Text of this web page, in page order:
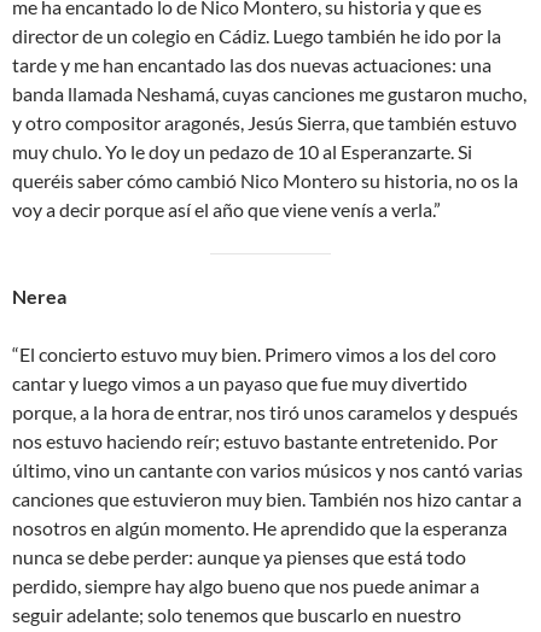
me ha encantado lo de Nico Montero, su historia y que es
director de un colegio en Cádiz. Luego también he ido por la
tarde y me han encantado las dos nuevas actuaciones: una
banda llamada Neshamá, cuyas canciones me gustaron mucho,
y otro compositor aragonés, Jesús Sierra, que también estuvo
muy chulo. Yo le doy un pedazo de 10 al Esperanzarte. Si
queréis saber cómo cambió Nico Montero su historia, no os la
voy a decir porque así el año que viene venís a verla.”
Nerea
“El concierto estuvo muy bien. Primero vimos a los del coro
cantar y luego vimos a un payaso que fue muy divertido
porque, a la hora de entrar, nos tiró unos caramelos y después
nos estuvo haciendo reír; estuvo bastante entretenido. Por
último, vino un cantante con varios músicos y nos cantó varias
canciones que estuvieron muy bien. También nos hizo cantar a
nosotros en algún momento. He aprendido que la esperanza
nunca se debe perder: aunque ya pienses que está todo
perdido, siempre hay algo bueno que nos puede animar a
seguir adelante; solo tenemos que buscarlo en nuestro